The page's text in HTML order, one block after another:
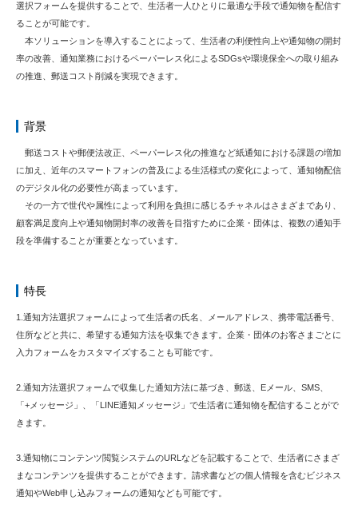
選択フォームを提供することで、生活者一人ひとりに最適な手段で通知物を配信す
ることが可能です。
本ソリューションを導入することによって、生活者の利便性向上や通知物の開封
率の改善、通知業務におけるペーパーレス化によるSDGsや環境保全への取り組み
の推進、郵送コスト削減を実現できます。
背景
郵送コストや郵便法改正、ペーパーレス化の推進など紙通知における課題の増加
に加え、近年のスマートフォンの普及による生活様式の変化によって、通知物配信
のデジタル化の必要性が高まっています。
その一方で世代や属性によって利用を負担に感じるチャネルはさまざまであり、
顧客満足度向上や通知物開封率の改善を目指すために企業・団体は、複数の通知手
段を準備することが重要となっています。
特長
1.通知方法選択フォームによって生活者の氏名、メールアドレス、携帯電話番号、
住所などと共に、希望する通知方法を収集できます。企業・団体のお客さまごとに
入力フォームをカスタマイズすることも可能です。
2.通知方法選択フォームで収集した通知方法に基づき、郵送、Eメール、SMS、
「+メッセージ」、「LINE通知メッセージ」で生活者に通知物を配信することがで
きます。
3.通知物にコンテンツ閲覧システムのURLなどを記載することで、生活者にさまざ
まなコンテンツを提供することができます。請求書などの個人情報を含むビジネス
通知やWeb申し込みフォームの通知なども可能です。